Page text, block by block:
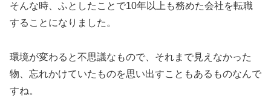
そんな時、ふとしたことで10年以上も務めた会社を転職
することになりました。
環境が変わると不思議なもので、それまで見えなかった
物、忘れかけていたものを思い出すこともあるものなんで
すね。